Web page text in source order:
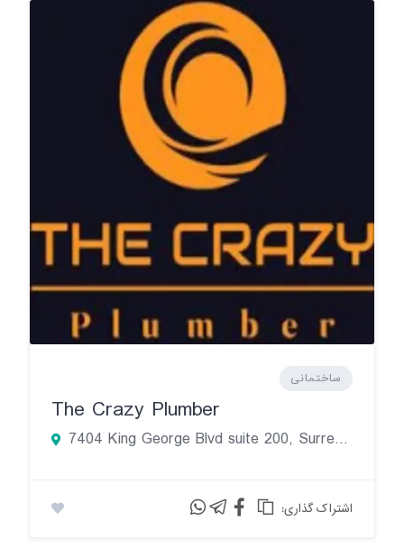
ساختمانی
The Crazy Plumber
7404 King George Blvd suite 200, Surrey, British Columbia V3W 1N6, Canada
:اشتراک گذاری